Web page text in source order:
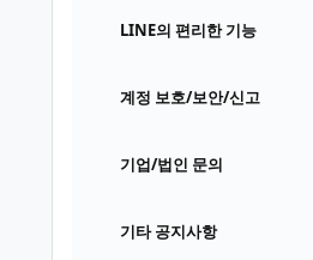
LINE의 편리한 기능
계정 보호/보안/신고
기업/법인 문의
기타 공지사항